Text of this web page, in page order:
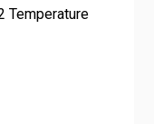
Temperature